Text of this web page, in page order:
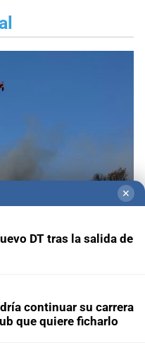
por su posible
✕
DT tras la salida de
continuar su carrera
que quiere ficharlo